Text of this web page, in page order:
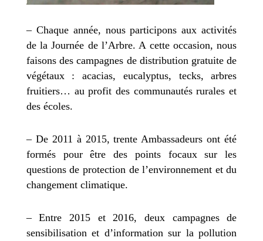
– Chaque année, nous participons aux activités
de la Journée de l’Arbre. A cette occasion, nous
faisons des campagnes de distribution gratuite de
végétaux : acacias, eucalyptus, tecks, arbres
fruitiers… au profit des communautés rurales et
des écoles.
– De 2011 à 2015, trente Ambassadeurs ont été
formés pour être des points focaux sur les
questions de protection de l’environnement et du
changement climatique.
– Entre 2015 et 2016, deux campagnes de
sensibilisation et d’information sur la pollution